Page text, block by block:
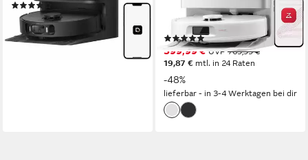
(52)
ab 549,00 €
15,94 €mtl. in 48 Raten
lieferbar - am nächsten Werktag
325ml l Größe Staubbehälter
300 m² Reichweite
(23)
399,99 € UVP769,99 €
19,87 € mtl. in 24 Raten
-48%
lieferbar - in 3-4 Werktagen bei dir